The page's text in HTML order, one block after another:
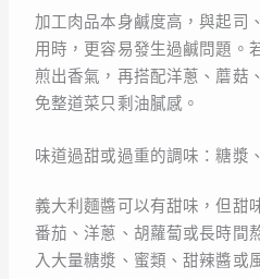
加工肉品本身鹹度高，與起司
用時，更容易發生過鹹問題。
煎出香氣，再搭配洋蔥、蘑菇
免整道菜只剩油膩感。
味道過甜或過重的調味：糖漿
義大利麵醬可以有甜味，但甜
番茄、洋蔥、胡蘿蔔或長時間
入大量糖漿、蜜類、甜辣醬或